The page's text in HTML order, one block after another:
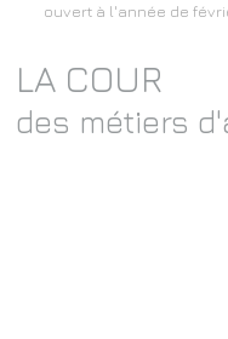
ouvert à l'année de
LA COUR
des métiers